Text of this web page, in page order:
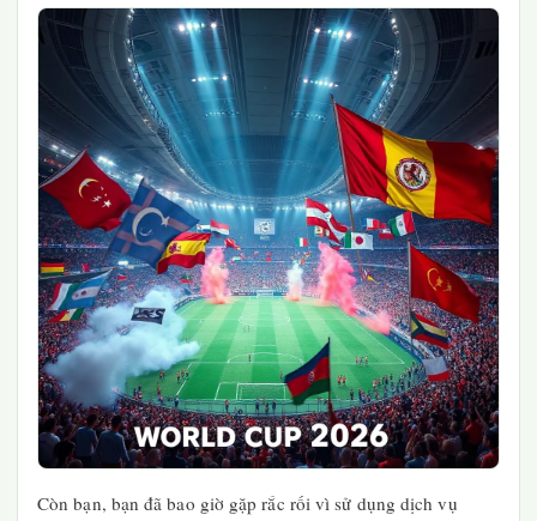
Còn bạn, bạn đã bao giờ gặp rắc rối vì sử dụng dịch vụ